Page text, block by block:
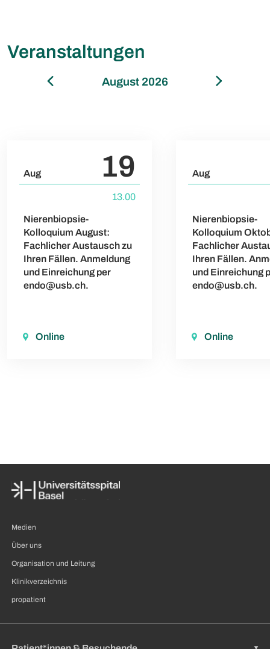
Veranstaltungen
August 2026
Aug 19
13.00
Nierenbiopsie-
Kolloquium August:
Fachlicher Austausch zu
Ihren Fällen. Anmeldung
und Einreichung per
endo@usb.ch.
Online
Aug
Nierenbiopsie-
Kolloquium
Fachlicher
Ihren Fällen.
und Einreichung
endo@usb.ch.
Online
Medien
Über uns
Organisation und Leitung
Klinikverzeichnis
propatient